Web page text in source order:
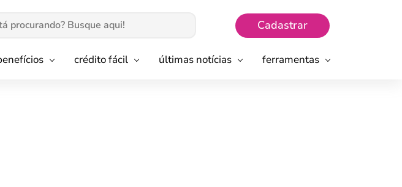
Cadastrar
crédito fácil últimas notícias ferramentas